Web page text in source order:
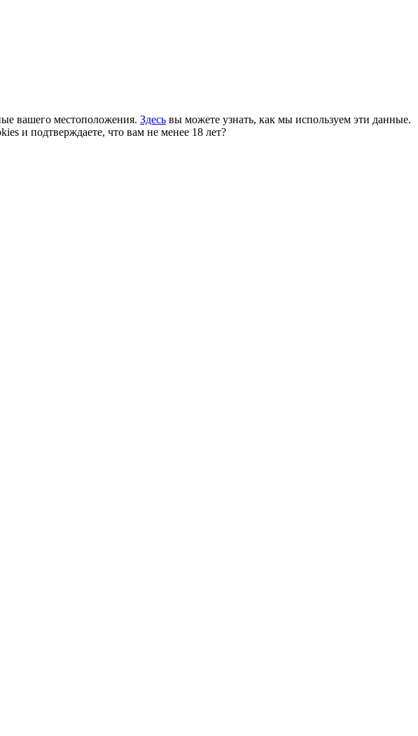
вашего местоположения. Здесь вы можете узнать, как мы используем эти данные.
и подтверждаете, что вам не менее 18 лет?